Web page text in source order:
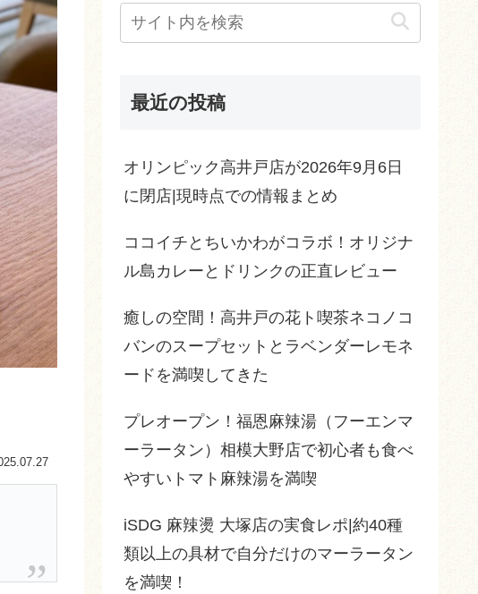
最近の投稿
オリンピック高井戸店が2026年9月6日
に閉店|現時点での情報まとめ
ココイチとちいかわがコラボ！オリジナ
ル島カレーとドリンクの正直レビュー
癒しの空間！高井戸の花ト喫茶ネコノコ
バンのスープセットとラベンダーレモネ
ードを満喫してきた
プレオープン！福恩麻辣湯（フーエンマ
ーラータン）相模大野店で初心者も食べ
やすいトマト麻辣湯を満喫
iSDG 麻辣燙 大塚店の実食レポ|約40種
類以上の具材で自分だけのマーラータン
を満喫！